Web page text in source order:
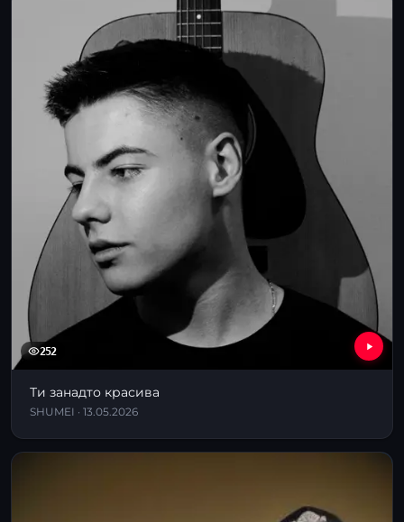
252
Ти занадто красива
SHUMEI · 13.05.2026